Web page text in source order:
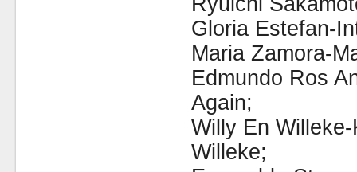
Gloria Estefan-
Maria Zamora-
Edmundo Ros
Again;
Willy En
Willeke;